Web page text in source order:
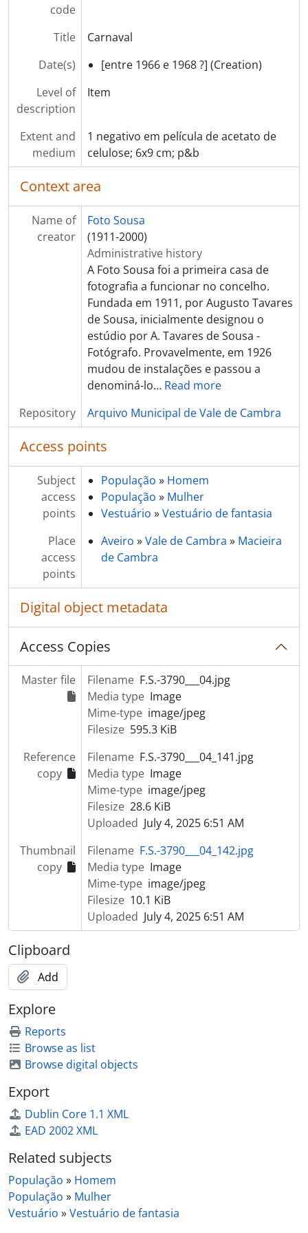
[Item] Carnaval
[Item] Carnaval
[Item] Carnaval, Cortejo de Ramilos
[Item] Carnaval, Cortejo de Ramilos
[Item] Carnaval, Cortejo de Ramilos
[Item] Carnaval, Cortejo de Ramilos
[Item] Carnaval, Cortejo de Ramilos
[Item] Carnaval, Cortejo de Ramilos
[Item] Carnaval, Cortejo de Ramilos
[Item] Carnaval de 1968
[Item] Carnaval de 1968
[Item] Carnaval de 1968
[Item] Carnaval de 1968
[Item] Carnaval de 1968
[Item] Carnaval de 1968
[Item] Carnaval de 1968
[Item] Carnaval de 1968
[Item] Carnaval de 1968
[Item] Carnaval de 1968
[Item] Carnaval de 1968
[Item] Carnaval de 1968
[Item] Carnaval de 1968
[Item] Carnaval de 1968
[Item] Carnaval de 1968
[Item] Carnaval de 1968
[Item] Carnaval de 1968
[Item] Carnaval de 1968
[Item] Carnaval de 1968
[Item] Carnaval de 1968
[Item] Carnaval de 1968
[Item] Carnaval de 1968
[Item] Carnaval de 1966
[Item] Carnaval de 1966
[Item] Carnaval de 1966
[Item] Carnaval de 1966
[Item] Carnaval de 1966
[Item] Carnaval de 1966
[Item] Carnaval de 1966
[Item] Carnaval de 1966
[Item] Carnaval de 1966
[Item] Carnaval de 1966
[Item] Carnaval de 1966
[Item] Carnaval de 1966
[Item] Carnaval de 1966
[Item] Carnaval de 1966
[Item] Carnaval, Cortejo de Macieira de Cambra
[Item] Carnaval, Cortejo de Macieira de Cambra
[Item] Carnaval, Cortejo de Macieira de Cambra
[Item] Carnaval, Cortejo de Macieira de Cambra
[Item] Carnaval, Cortejo de Macieira de Cambra
[Item] Carnaval, Cortejo de Macieira de Cambra
[Item] Carnaval, Cortejo de Macieira de Cambra
[Item] Carnaval, Cortejo de Macieira de Cambra
[Item] Carnaval, Cortejo de Macieira de Cambra
[Item] Carnaval, Cortejo de Macieira de Cambra
[Item] Carnaval, Cortejo de Macieira de Cambra
code
Title
Carnaval
Date(s)
[entre 1966 e 1968 ?] (Creation)
Level of
description
Item
Extent and
medium
1 negativo em película de acetato de
celulose; 6x9 cm; p&b
Context area
Name of
creator
Foto Sousa
(1911-2000)
Administrative history
A Foto Sousa foi a primeira casa de
fotografia a funcionar no concelho.
Fundada em 1911, por Augusto Tavares
de Sousa, inicialmente designou o
estúdio por A. Tavares de Sousa -
Fotógrafo. Provavelmente, em 1926
mudou de instalações e passou a
denominá-lo… Read more
Repository
Arquivo Municipal de Vale de Cambra
Access points
Subject
access
points
População » Homem
População » Mulher
Vestuário »Vestuário de fantasia
Place
access
points
Aveiro »Vale de Cambra » Macieira
de Cambra
Digital object metadata
Access Copies
Master file Filename F.S.-3790___04.jpg
Media type Image
Mime-type image/jpeg
Filesize 595.3 KiB
Reference
copy
Filename F.S.-3790___04_141.jpg
Media type Image
Mime-type image/jpeg
Filesize 28.6 KiB
Uploaded July 4, 2025 6:51 AM
Thumbnail
copy
Filename F.S.-3790___04_142.jpg
Media type Image
Mime-type image/jpeg
Filesize 10.1 KiB
Uploaded July 4, 2025 6:51 AM
Clipboard
Add
Explore
Reports
Browse as list
Browse digital objects
Export
Dublin Core 1.1 XML
EAD 2002 XML
Related subjects
População » Homem
População » Mulher
Vestuário »Vestuário de fantasia